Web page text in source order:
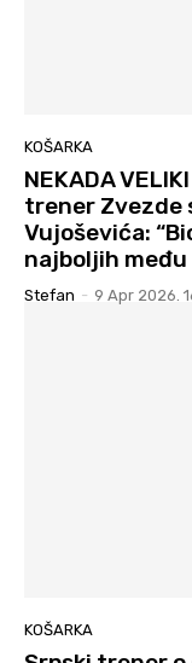
KOŠARKA
NEKADA
trener Zvezde
Vujoševića:
najboljih među
Stefan - 9 Apr 2026.
KOŠARKA